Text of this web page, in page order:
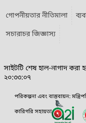
গোপনীয়তার নীতিমালা
সচারাচর জিজ্ঞাস্য
সাইটটি শেষ হাল-নাগাদ
২০:৩৩:০৭
পরিকল্পনা এবং বাস্তবায়ন:
কারিগরি সহায়তা